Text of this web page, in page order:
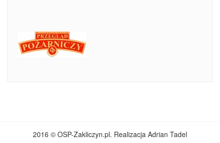
2016 © OSP-Zakliczyn.pl. Realizacja Adrian Tadel